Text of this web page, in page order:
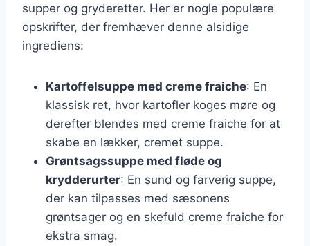
supper og gryderetter. Her er nogle populære
opskrifter, der fremhæver denne alsidige
ingrediens:
Kartoffelsuppe med creme fraiche: En
klassisk ret, hvor kartofler koges møre og
derefter blendes med creme fraiche for at
skabe en lækker, cremet suppe.
Grøntsagssuppe med fløde og
krydderurter: En sund og farverig suppe,
der kan tilpasses med sæsonens
grøntsager og en skefuld creme fraiche for
ekstra smag.